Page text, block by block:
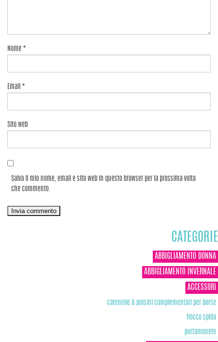
Nome *
Email *
Sito web
Salva il mio nome, email e sito web in questo browser per la prossima volta
che commento.
CATEGORIE
ABBIGLIAMENTO DONNA
ABBIGLIAMENTO INVERNALE
ACCESSORI
catenelle & polsini complementari per borse
fiocco spilla
portamonete